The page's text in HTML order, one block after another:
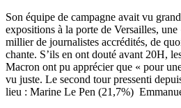
Son équipe de campagne avait vu
expositions à la porte de Versailles,
millier de journalistes accrédités, de
chante. S’ils en ont douté avant 20H,
Macron ont pu apprécier que « pour
vu juste. Le second tour pressenti
lieu : Marine Le Pen (21,7%)